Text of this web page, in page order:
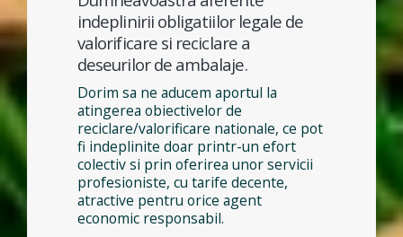
indeplinirii obligatiilor legale de
valorificare si reciclare a
deseurilor de ambalaje.
Dorim sa ne aducem aportul la
atingerea obiectivelor de
reciclare/valorificare nationale, ce pot
fi indeplinite doar printr-un efort
colectiv si prin oferirea unor servicii
profesioniste, cu tarife decente,
atractive pentru orice agent
economic responsabil.